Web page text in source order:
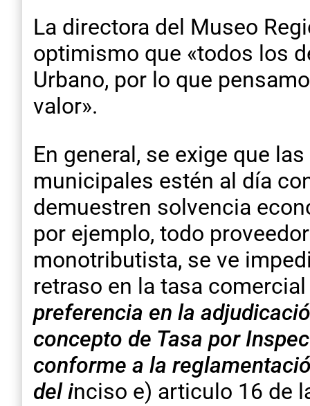
La directora del Museo
optimismo que «todos los
Urbano, por lo que
valor».
En general, se exige que
municipales estén al día
demuestren solvencia
por ejemplo, todo
monotributista, se ve
retraso en la tasa
preferencia en la
concepto de Tasa por
conforme a la
del inciso e) articulo 16 de